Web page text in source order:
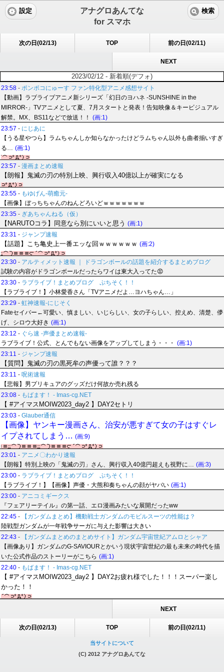
アナグロあんてな
for スマホ
設定 検索
次の日(02/13) TOP 前の日(02/11)
NEXT
2023/02/12 - 新着順(デフォ)
23:58 - ポンポコにゅーす ファン特化型アニメ感想サイト
【動画】ラブライブアニメ新シリーズ「幻日のヨハネ -SUNSHINE in the
MIRROR-」TVアニメとして夏、7月スタートと発表！告知映像＆キービジュアル
解禁。MX、BS11などで放送！！
(画:1)
23:57 - にじあに
【うる星やつら】ラムちゃんしか知らなかったけどラムちゃん以外も曲者揃いすぎ
る… (画:1)
23:57 - 漫画まとめ速報
【朗報】鬼滅の刃の特別上映、興行収入40億以上が確実になる
23:55 - もゆげん-萌癒元-
【画像】ぼっちちゃんのねんどろいどｗｗｗｗｗｗｗ
23:35 - ぎあちゃんねる（仮）
【NARUTOコラ】同意なら別にいいと思う (画:1)
23:31 - ジャンプ速報
【話題】こち亀史上一番エッな回ｗｗｗｗｗｗ (画:2)
23:30 - アルティメット速報 ｜ ドラゴンボールの話題を紹介するまとめブログ
試験の内容がドラゴンボールだったらワイは東大入ってた😡
23:30 - ラブライブ！まとめブログ ぷちそく！！
【ラブライブ！】小林愛香さん「TVアニメだよ…ヨハちゃん…」
23:29 - 虹神速報-にじそく
Fateセイバー←可愛い、慎ましい、いじらしい、女の子らしい、控えめ、清楚、儚
げ、シロウ大好き (画:1)
23:12 - ぐら速 -声優まとめ速報-
ラブライブ！公式、とんでもない画像をアップしてしまう・・・
(画:1)
23:11 - ジャンプ速報
【質問】鬼滅の刃の黒死牟の声優って誰？？？
23:11 - 呪術速報
【悲報】男プリキュアのグッズだけ何故か売れ残る
23:08 - もばます！ - Imas-cg.NET
【 #アイマスMOIW2023_day2 】DAY2セトリ
23:03 - Glauber通信
【画像】ヤンキー漫画さん、治安が悪すぎて女の子はすぐレ
イプされてしまう… (画:9)
23:01 - アニメ〇わかり速報
【朗報】特別上映の「鬼滅の刃」さん、興行収入40億円超えも視野に… (画:3)
23:00 - ラブライブ！まとめブログ ぷちそく！！
【ラブライブ！】【画像】声優・大熊和奏ちゃんの顔がヤバい (画:1)
23:00 - アニコミギークス
『フェアリーテイル』の第一話、エロ漫画みたいな展開だったww
22:45 -
【ガンダムまとめ】機動戦士ガンダムのモビルスーツの性能は？
陸戦型ガンダムが一年戦争サーガに与えた影響は大きい
22:43 -
【ガンダムまとめのまとめサイト】ガンダム宇宙世紀アムロとシャア
【画像あり】ガンダムのG-SAVIOURとかいう現状宇宙世紀の最も未来の時代を描
いた公式作品のストーリーがこちら (画:1)
22:40 - もばます！ - Imas-cg.NET
【 #アイマスMOIW2023_day2 】DAY2お疲れ様でした！！！スーパー楽し
かった！！
NEXT
次の日(02/13) TOP 前の日(02/11)
当サイトについて
(C) 2012 アナグロあんてな